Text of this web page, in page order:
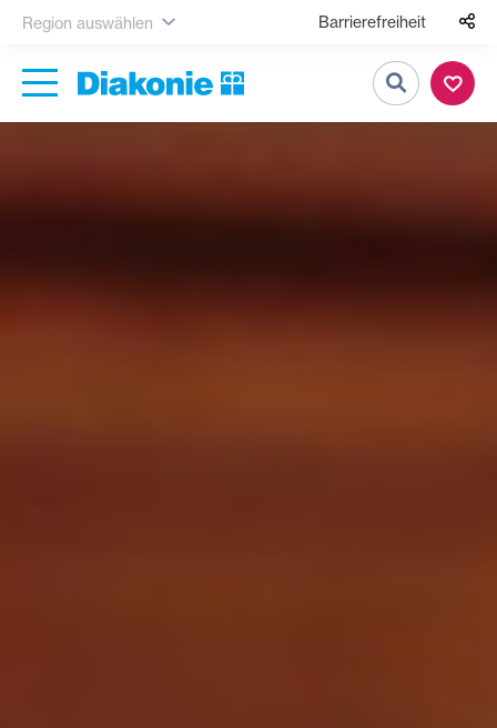
Region auswählen Barrierefreiheit
Suche